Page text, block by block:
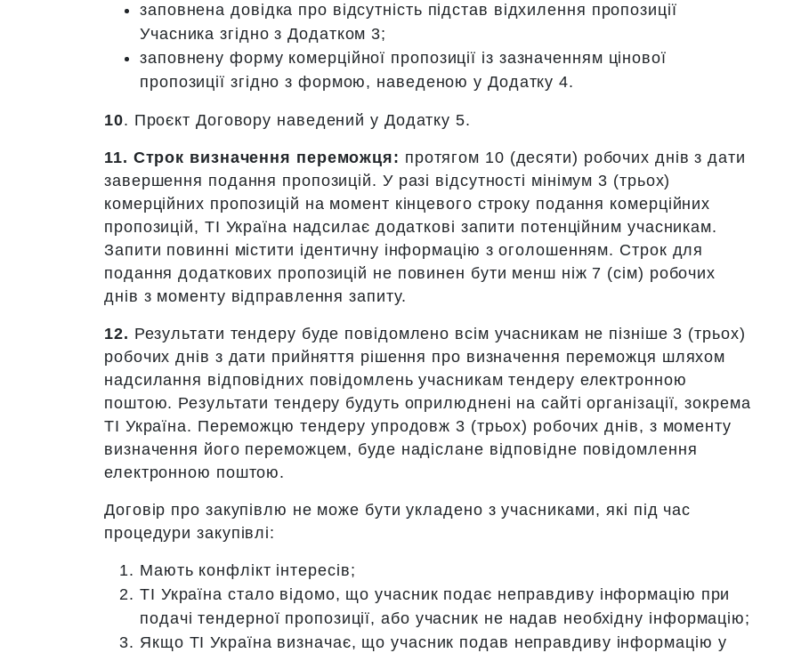
заповнена довідка про відсутність підстав відхилення пропозиції
Учасника згідно з Додатком 3;
заповнену форму комерційної пропозиції із зазначенням цінової
пропозиції згідно з формою, наведеною у Додатку 4.
10. Проєкт Договору наведений у Додатку 5.
11. Строк визначення переможця: протягом 10 (десяти) робочих днів з дати
завершення подання пропозицій. У разі відсутності мінімум 3 (трьох)
комерційних пропозицій на момент кінцевого строку подання комерційних
пропозицій, ТІ Україна надсилає додаткові запити потенційним учасникам.
Запити повинні містити ідентичну інформацію з оголошенням. Строк для
подання додаткових пропозицій не повинен бути менш ніж 7 (сім) робочих
днів з моменту відправлення запиту.
12. Результати тендеру буде повідомлено всім учасникам не пізніше 3 (трьох)
робочих днів з дати прийняття рішення про визначення переможця шляхом
надсилання відповідних повідомлень учасникам тендеру електронною
поштою. Результати тендеру будуть оприлюднені на сайті організації, зокрема
TI Україна. Переможцю тендеру упродовж 3 (трьох) робочих днів, з моменту
визначення його переможцем, буде надіслане відповідне повідомлення
електронною поштою.
Договір про закупівлю не може бути укладено з учасниками, які під час
процедури закупівлі:
Мають конфлікт інтересів;
ТІ Україна стало відомо, що учасник подає неправдиву інформацію при
подачі тендерної пропозиції, або учасник не надав необхідну інформацію;
Якщо ТІ Україна визначає, що учасник подав неправдиву інформацію у